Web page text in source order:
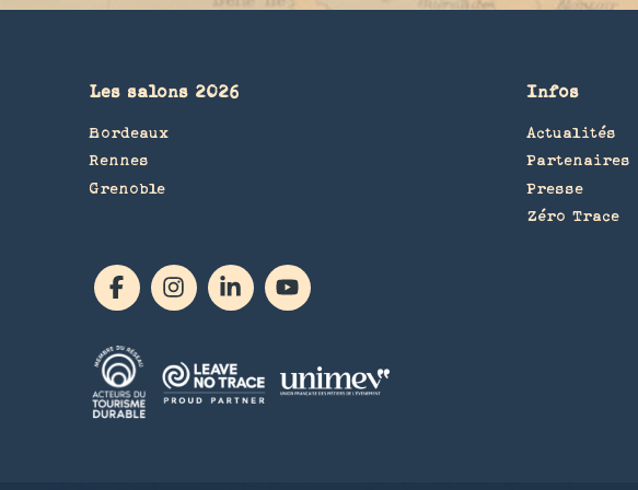
Les salons 2026
Bordeaux
Rennes
Grenoble
Infos
Actualités
Partenaires
Presse
Zéro Trace